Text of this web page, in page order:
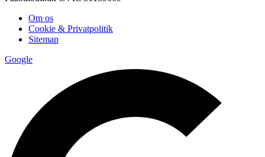
Om os
Cookie & Privatpolitik
Sitemap
Google